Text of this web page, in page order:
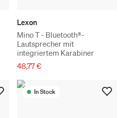
Lexon
Mino T - Bluetooth®-
Lautsprecher mit
integriertem Karabiner
48,77 €
In Stock